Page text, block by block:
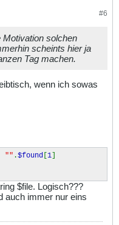
#6
solchen
scheints hier ja
Tag machen.
wenn ich sowas
"" .$found [1]
$file. Logisch???
auch immer nur eins